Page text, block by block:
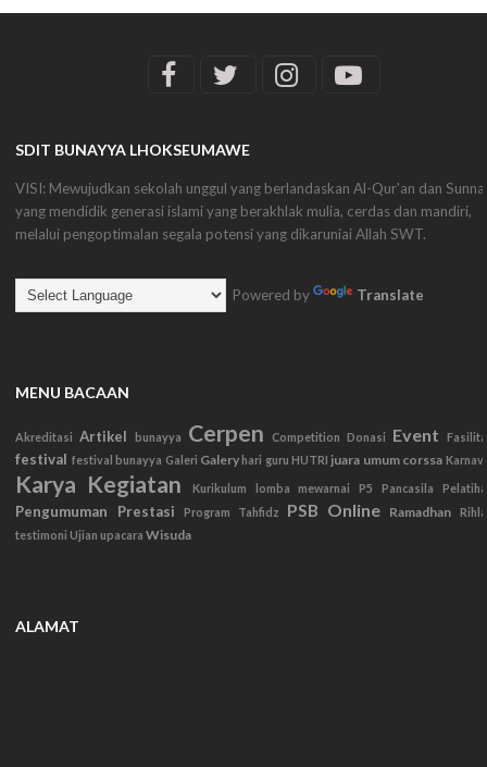
SDIT BUNAYYA LHOKSEUMAWE
VISI: Mewujudkan sekolah unggul yang berlandaskan Al-Qur'an dan
yang mendidik generasi islami yang berakhlak mulia, cerdas dan mandiri,
melalui pengoptimalan segala potensi yang dikaruniai Allah SWT.
Powered by Translate
MENU BACAAN
Akreditasi Artikel bunayya Cerpen Competition Donasi Event
festival festival bunayya Galeri Galery hari guru HUTRI juara umum corssa
Karya Kegiatan Kurikulum lomba mewarnai P5 Pancasila
Pengumuman Prestasi Program Tahfidz PSB Online Ramadhan
testimoni Ujian upacara Wisuda
ALAMAT